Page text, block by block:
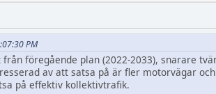
PM
föregående plan (2022-2033), snarare
av att satsa på är fler motorvägar
på effektiv kollektivtrafik.